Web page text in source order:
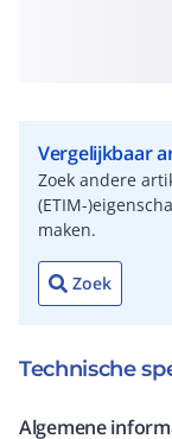
Vergelijkbaar
Zoek andere
(ETIM-
maken.
Zoek
Technische
Algemene